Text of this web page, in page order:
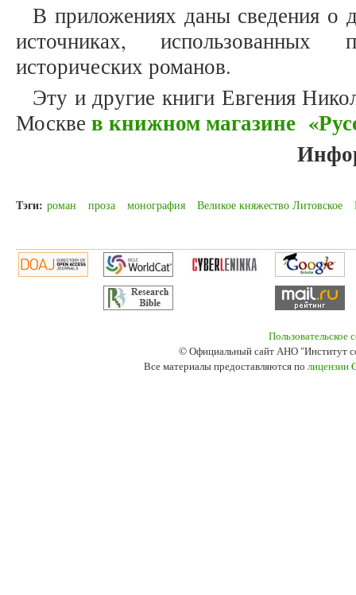
В приложениях даны сведения о
источниках, использованных
исторических романов.
Эту и другие книги Евгения
Москве в книжном магазине
Тэги: роман проза монография Великое княжество Литовское
Пользовательское
© Официальный сайт АНО "Институт
Все материалы предоставляются по лицензии